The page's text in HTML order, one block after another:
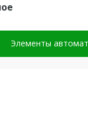
Элементы